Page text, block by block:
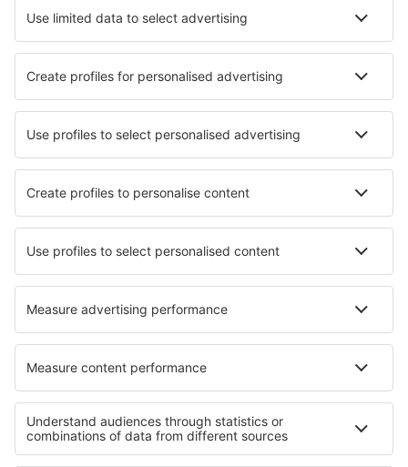
Lentoyhtiöt
FlexFlight
Lufthansa
Wizz Air
Norwegian
KLM
SAS
Turkish Airlines
Air Baltic
Tietoa eSkysta
Sopimusehdot
Omat varaukset
Tietosuojakäytäntö
Tuki ja yhteystiedot
Yksityisyys